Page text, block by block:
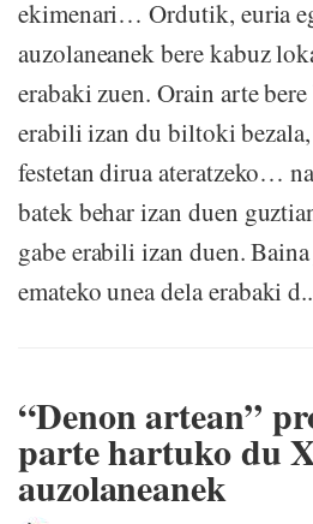
ekimenari… Ordutik, euria
auzolaneanek bere kabuz
erabaki zuen. Orain arte
erabili izan du biltoki
festetan dirua ateratzeko…
batek behar izan duen
gabe erabili izan duen.
emateko unea dela erabaki
“Denon artean”
parte hartuko du
auzolaneanek